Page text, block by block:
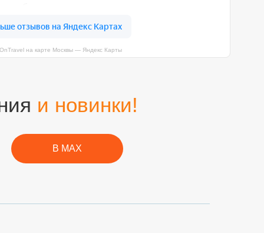
на карте Москвы — Яндекс Карты
и новинки!
В MAX